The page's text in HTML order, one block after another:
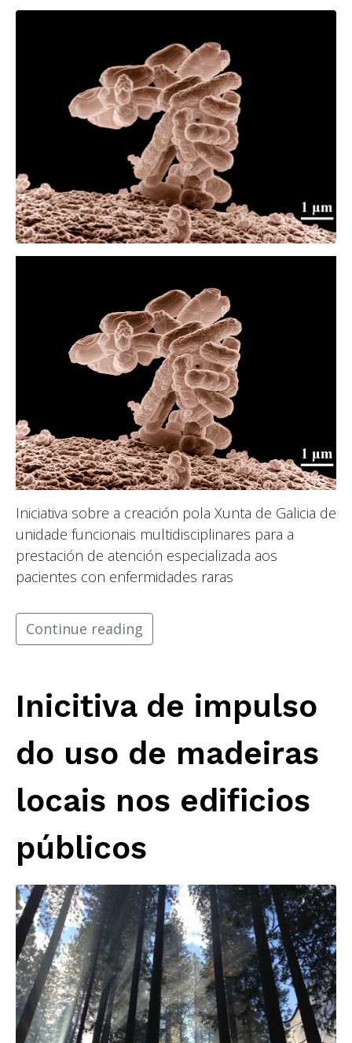
Iniciativa sobre a creación pola Xunta de Galicia de
unidade funcionais multidisciplinares para a
prestación de atención especializada aos
pacientes con enfermidades raras
Continue reading
Inicitiva de impulso
do uso de madeiras
locais nos edificios
públicos